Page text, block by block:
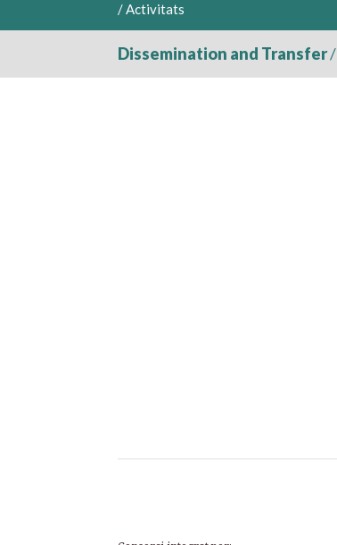
/Activitats
Dissemination and Transfer/